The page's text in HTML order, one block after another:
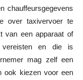
chauffeursgegevens
over taxivervoer te
van een apparaat of
en die is
mag zelf een
ook kiezen voor een